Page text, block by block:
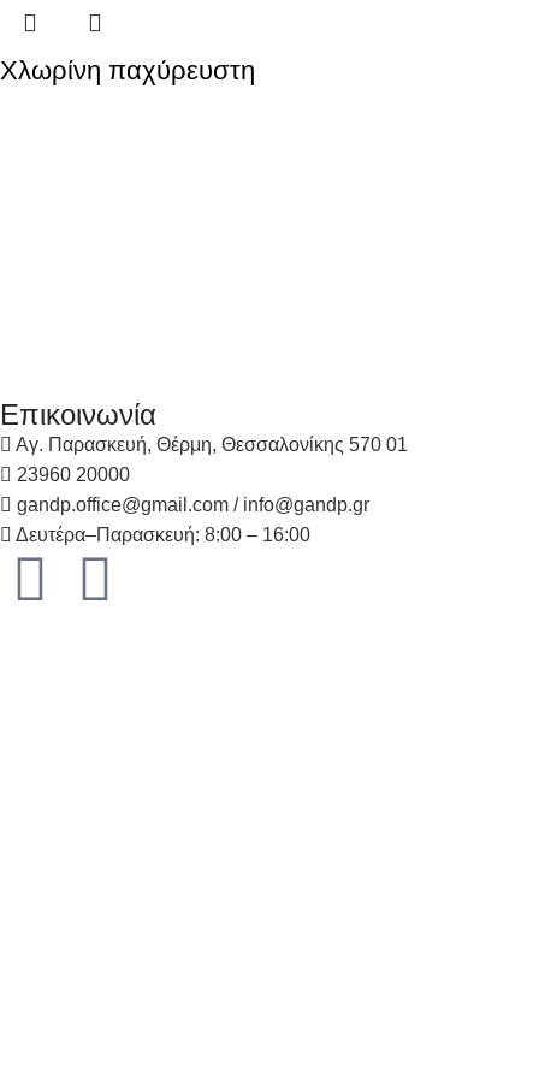
Χλωρίνη παχύρευστη
Επικοινωνία
Αγ. Παρασκευή, Θέρμη, Θεσσαλονίκης 570 01
23960 20000
gandp.office@gmail.com / info@gandp.gr
Δευτέρα–Παρασκευή: 8:00 – 16:00